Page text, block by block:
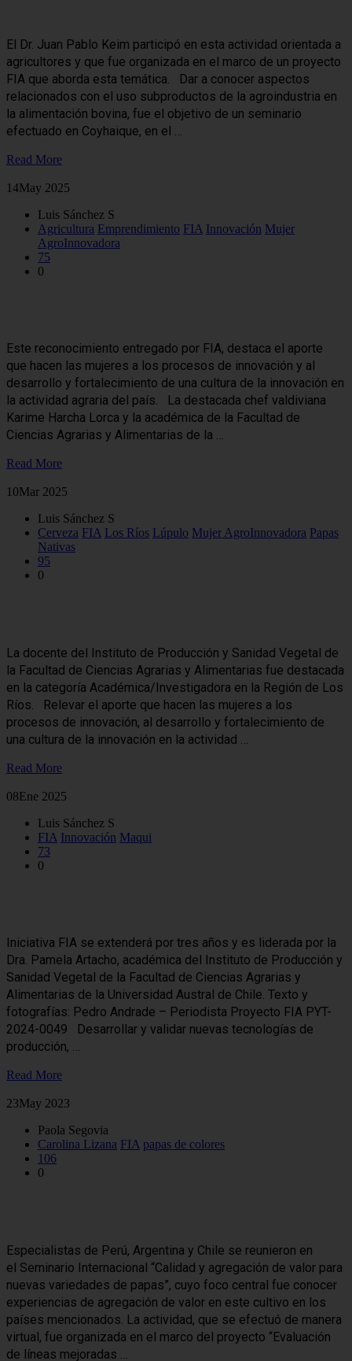
El Dr. Juan Pablo Keim participó en esta actividad orientada a
agricultores y que fue organizada en el marco de un proyecto
FIA que aborda esta temática. Dar a conocer aspectos
relacionados con el uso subproductos de la agroindustria en
la alimentación bovina, fue el objetivo de un seminario
efectuado en Coyhaique, en el …
Read More
14May 2025
Luis Sánchez S
Agricultura Emprendimiento FIA Innovación Mujer
AgroInnovadora
75
0
Este reconocimiento entregado por FIA, destaca el aporte
que hacen las mujeres a los procesos de innovación y al
desarrollo y fortalecimiento de una cultura de la innovación en
la actividad agraria del país. La destacada chef valdiviana
Karime Harcha Lorca y la académica de la Facultad de
Ciencias Agrarias y Alimentarias de la …
Read More
10Mar 2025
Luis Sánchez S
Cerveza FIA Los Ríos Lúpulo Mujer AgroInnovadora Papas
Nativas
95
0
La docente del Instituto de Producción y Sanidad Vegetal de
la Facultad de Ciencias Agrarias y Alimentarias fue destacada
en la categoría Académica/Investigadora en la Región de Los
Ríos. Relevar el aporte que hacen las mujeres a los
procesos de innovación, al desarrollo y fortalecimiento de
una cultura de la innovación en la actividad …
Read More
08Ene 2025
Luis Sánchez S
FIA Innovación Maqui
73
0
Iniciativa FIA se extenderá por tres años y es liderada por la
Dra. Pamela Artacho, académica del Instituto de Producción y
Sanidad Vegetal de la Facultad de Ciencias Agrarias y
Alimentarias de la Universidad Austral de Chile. Texto y
fotografías: Pedro Andrade – Periodista Proyecto FIA PYT-
2024-0049 Desarrollar y validar nuevas tecnologías de
producción, …
Read More
23May 2023
Paola Segovia
Carolina Lizana FIA papas de colores
106
0
Especialistas de Perú, Argentina y Chile se reunieron en
el Seminario Internacional “Calidad y agregación de valor para
nuevas variedades de papas”, cuyo foco central fue conocer
experiencias de agregación de valor en este cultivo en los
países mencionados. La actividad, que se efectuó de manera
virtual, fue organizada en el marco del proyecto “Evaluación
de líneas mejoradas …